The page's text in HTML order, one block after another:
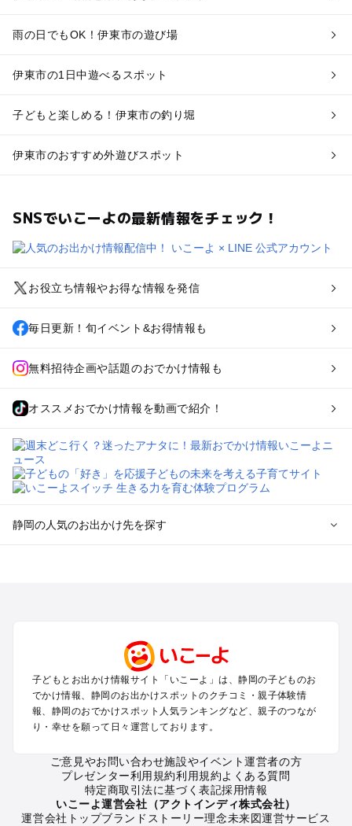
雨の日でもOK！伊東市の遊び場
伊東市の1日中遊べるスポット
子どもと楽しめる！伊東市の釣り堀
伊東市のおすすめ外遊びスポット
SNSでいこーよの最新情報をチェック！
お役立ち情報やお得な情報を発信
毎日更新！旬イベント&お得情報も
無料招待企画や話題のおでかけ情報も
オススメおでかけ情報を動画で紹介！
静岡の人気のお出かけ先を探す
小田原・熱海・湯河原・真鶴のプールお出かけ
中伊豆・西伊豆・南伊豆のプールお出かけ
静岡・清水のプールお出かけ
三島・沼津のプールお出かけ
掛川・磐田・袋井のプールお出かけ
大井川・寸又峡・川根のプールお出かけ
静岡の定番お出かけスポット
静岡の遊園地
子どもとお出かけ情報サイト「いこーよ」は、静岡の子どものお
でかけ情報、静岡のお出かけスポットのクチコミ・親子体験情
報、静岡のおでかけスポット人気ランキングなど、親子のつなが
り・幸せを願って日々運営しております。
ご意見やお問い合わせ施設やイベント運営者の方
プレゼンター利用規約利用規約よくある質問
特定商取引法に基づく表記採用情報
いこーよ運営会社（アクトインディ株式会社）
運営会社トップブランドストーリー理念未来図運営サービス